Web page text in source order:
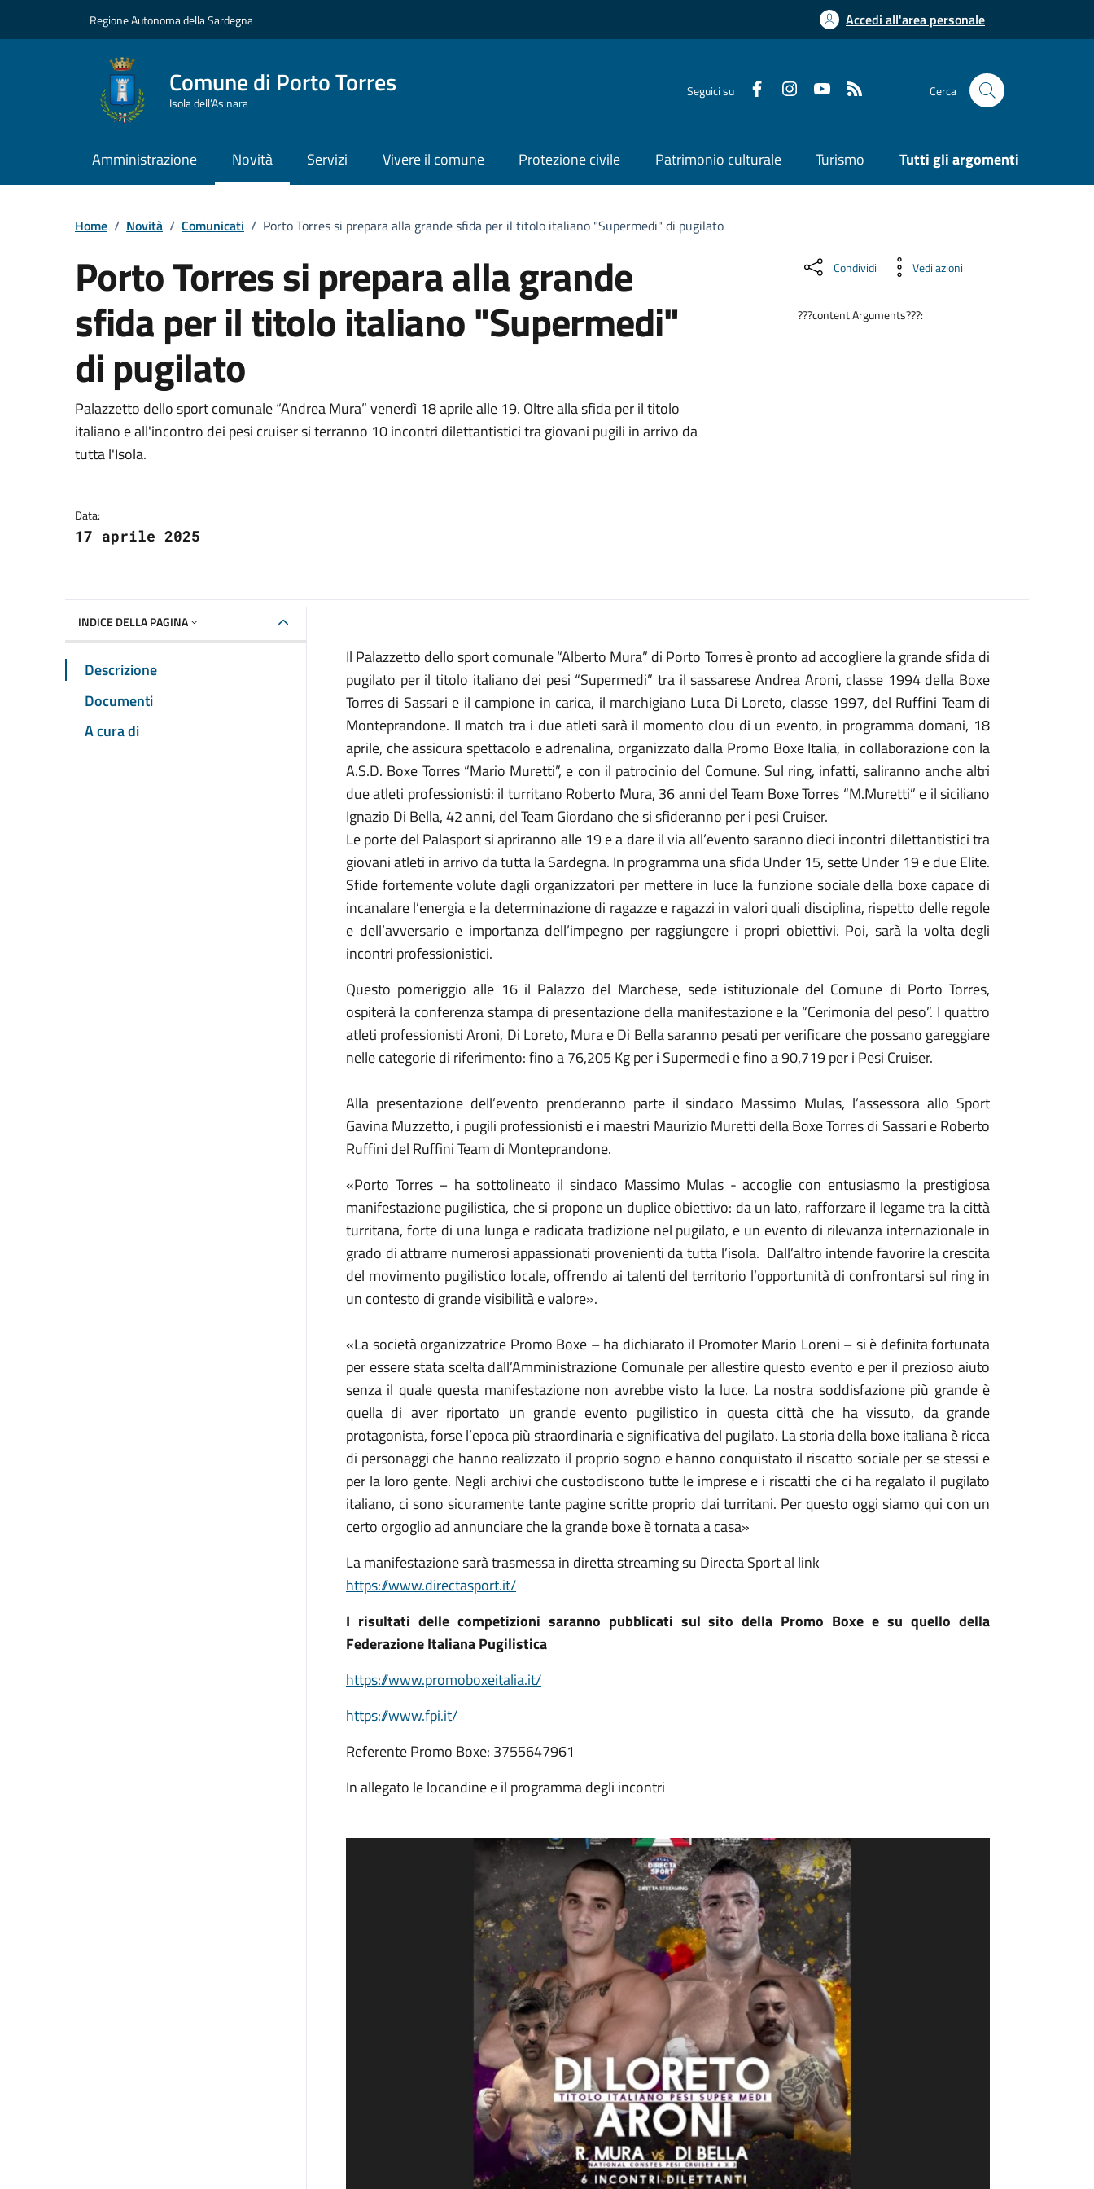
Regione Autonoma della Sardegna Accedi all'area personale
Comune di Porto Torres
Isola dell’Asinara
Seguici su Cerca
Amministrazione Novità Servizi Vivere il comune Protezione civile Patrimonio culturale Turismo Tutti gli argomenti
Home / Novità / Comunicati / Porto Torres si prepara alla grande sfida per il titolo italiano "Supermedi" di pugilato
Porto Torres si prepara alla grande
sfida per il titolo italiano "Supermedi"
di pugilato
Dettagli della notizia
Palazzetto dello sport comunale “Andrea Mura” venerdì 18 aprile alle 19. Oltre alla sfida per il titolo
italiano e all'incontro dei pesi cruiser si terranno 10 incontri dilettantistici tra giovani pugili in arrivo da
tutta l'Isola.
Data:
17 aprile 2025
Condividi Vedi azioni
???content.Arguments???:
INDICE DELLA PAGINA
Descrizione
Documenti
A cura di
Il Palazzetto dello sport comunale “Alberto Mura” di Porto Torres è pronto ad accogliere la grande sfida di
pugilato per il titolo italiano dei pesi “Supermedi” tra il sassarese Andrea Aroni, classe 1994 della Boxe
Torres di Sassari e il campione in carica, il marchigiano Luca Di Loreto, classe 1997, del Ruffini Team di
Monteprandone. Il match tra i due atleti sarà il momento clou di un evento, in programma domani, 18
aprile, che assicura spettacolo e adrenalina, organizzato dalla Promo Boxe Italia, in collaborazione con la
A.S.D. Boxe Torres “Mario Muretti”, e con il patrocinio del Comune. Sul ring, infatti, saliranno anche altri
due atleti professionisti: il turritano Roberto Mura, 36 anni del Team Boxe Torres “M.Muretti” e il siciliano
Ignazio Di Bella, 42 anni, del Team Giordano che si sfideranno per i pesi Cruiser.
Le porte del Palasport si apriranno alle 19 e a dare il via all’evento saranno dieci incontri dilettantistici tra
giovani atleti in arrivo da tutta la Sardegna. In programma una sfida Under 15, sette Under 19 e due Elite.
Sfide fortemente volute dagli organizzatori per mettere in luce la funzione sociale della boxe capace di
incanalare l’energia e la determinazione di ragazze e ragazzi in valori quali disciplina, rispetto delle regole
e dell’avversario e importanza dell’impegno per raggiungere i propri obiettivi. Poi, sarà la volta degli
incontri professionistici.
Questo pomeriggio alle 16 il Palazzo del Marchese, sede istituzionale del Comune di Porto Torres,
ospiterà la conferenza stampa di presentazione della manifestazione e la “Cerimonia del peso”. I quattro
atleti professionisti Aroni, Di Loreto, Mura e Di Bella saranno pesati per verificare che possano gareggiare
nelle categorie di riferimento: fino a 76,205 Kg per i Supermedi e fino a 90,719 per i Pesi Cruiser.
Alla presentazione dell’evento prenderanno parte il sindaco Massimo Mulas, l’assessora allo Sport
Gavina Muzzetto, i pugili professionisti e i maestri Maurizio Muretti della Boxe Torres di Sassari e Roberto
Ruffini del Ruffini Team di Monteprandone.
«Porto Torres – ha sottolineato il sindaco Massimo Mulas - accoglie con entusiasmo la prestigiosa
manifestazione pugilistica, che si propone un duplice obiettivo: da un lato, rafforzare il legame tra la città
turritana, forte di una lunga e radicata tradizione nel pugilato, e un evento di rilevanza internazionale in
grado di attrarre numerosi appassionati provenienti da tutta l’isola. Dall’altro intende favorire la crescita
del movimento pugilistico locale, offrendo ai talenti del territorio l’opportunità di confrontarsi sul ring in
un contesto di grande visibilità e valore».
«La società organizzatrice Promo Boxe – ha dichiarato il Promoter Mario Loreni – si è definita fortunata
per essere stata scelta dall’Amministrazione Comunale per allestire questo evento e per il prezioso aiuto
senza il quale questa manifestazione non avrebbe visto la luce. La nostra soddisfazione più grande è
quella di aver riportato un grande evento pugilistico in questa città che ha vissuto, da grande
protagonista, forse l’epoca più straordinaria e significativa del pugilato. La storia della boxe italiana è ricca
di personaggi che hanno realizzato il proprio sogno e hanno conquistato il riscatto sociale per se stessi e
per la loro gente. Negli archivi che custodiscono tutte le imprese e i riscatti che ci ha regalato il pugilato
italiano, ci sono sicuramente tante pagine scritte proprio dai turritani. Per questo oggi siamo qui con un
certo orgoglio ad annunciare che la grande boxe è tornata a casa»
La manifestazione sarà trasmessa in diretta streaming su Directa Sport al link
https://www.directasport.it/
I risultati delle competizioni saranno pubblicati sul sito della Promo Boxe e su quello della
Federazione Italiana Pugilistica
https://www.promoboxeitalia.it/
https://www.fpi.it/
Referente Promo Boxe: 3755647961
In allegato le locandine e il programma degli incontri